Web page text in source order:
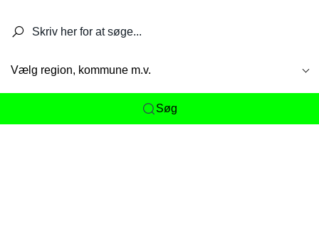
Vælg region, kommune m.v.
Søg